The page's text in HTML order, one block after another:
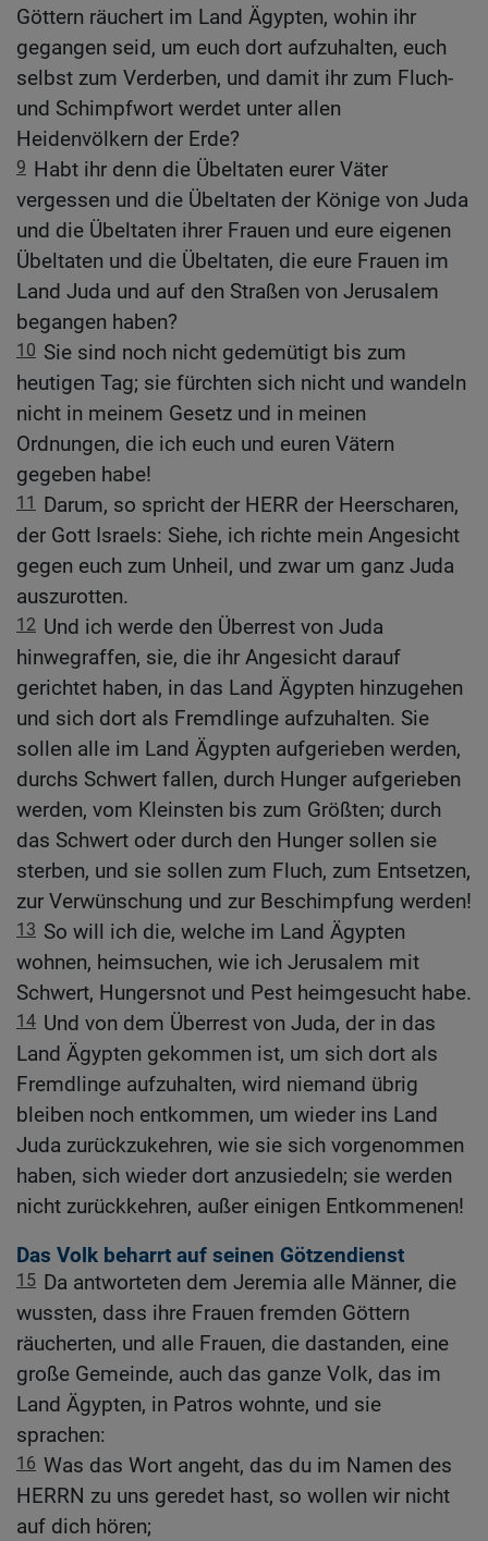
Göttern räuchert im Land Ägypten, wohin ihr
gegangen seid, um euch dort aufzuhalten, euch
selbst zum Verderben, und damit ihr zum Fluch-
und Schimpfwort werdet unter allen
Heidenvölkern der Erde?
9 Habt ihr denn die Übeltaten eurer Väter
vergessen und die Übeltaten der Könige von Juda
und die Übeltaten ihrer Frauen und eure eigenen
Übeltaten und die Übeltaten, die eure Frauen im
Land Juda und auf den Straßen von Jerusalem
begangen haben?
10 Sie sind noch nicht gedemütigt bis zum
heutigen Tag; sie fürchten sich nicht und wandeln
nicht in meinem Gesetz und in meinen
Ordnungen, die ich euch und euren Vätern
gegeben habe!
11
Darum, so spricht der HERR der Heerscharen,
der Gott Israels: Siehe, ich richte mein Angesicht
gegen euch zum Unheil, und zwar um ganz Juda
auszurotten.
12 Und ich werde den Überrest von Juda
hinwegraffen, sie, die ihr Angesicht darauf
gerichtet haben, in das Land Ägypten hinzugehen
und sich dort als Fremdlinge aufzuhalten. Sie
sollen alle im Land Ägypten aufgerieben werden,
durchs Schwert fallen, durch Hunger aufgerieben
werden, vom Kleinsten bis zum Größten; durch
das Schwert oder durch den Hunger sollen sie
sterben, und sie sollen zum Fluch, zum Entsetzen,
zur Verwünschung und zur Beschimpfung werden!
13 So will ich die, welche im Land Ägypten
wohnen, heimsuchen, wie ich Jerusalem mit
Schwert, Hungersnot und Pest heimgesucht habe.
14 Und von dem Überrest von Juda, der in das
Land Ägypten gekommen ist, um sich dort als
Fremdlinge aufzuhalten, wird niemand übrig
bleiben noch entkommen, um wieder ins Land
Juda zurückzukehren, wie sie sich vorgenommen
haben, sich wieder dort anzusiedeln; sie werden
nicht zurückkehren, außer einigen Entkommenen!
Das Volk beharrt auf seinen Götzendienst
15 Da antworteten dem Jeremia alle Männer, die
wussten, dass ihre Frauen fremden Göttern
räucherten, und alle Frauen, die dastanden, eine
große Gemeinde, auch das ganze Volk, das im
Land Ägypten, in Patros wohnte, und sie
sprachen:
16 Was das Wort angeht, das du im Namen des
HERRN zu uns geredet hast, so wollen wir nicht
auf dich hören;